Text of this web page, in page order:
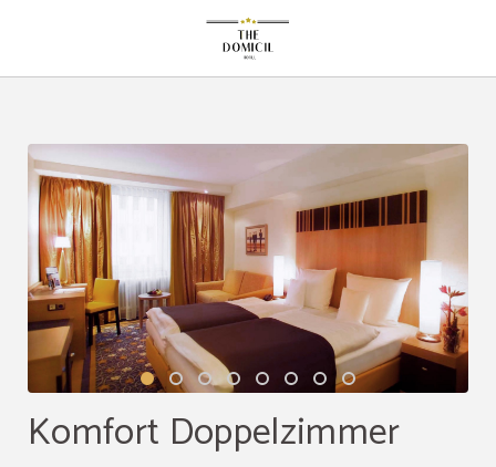
Komfort Doppelzimmer